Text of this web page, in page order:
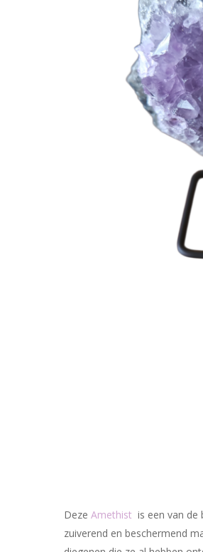
Hit enter to search or ESC to
Deze Amethist is een van de
zuiverend en beschermend